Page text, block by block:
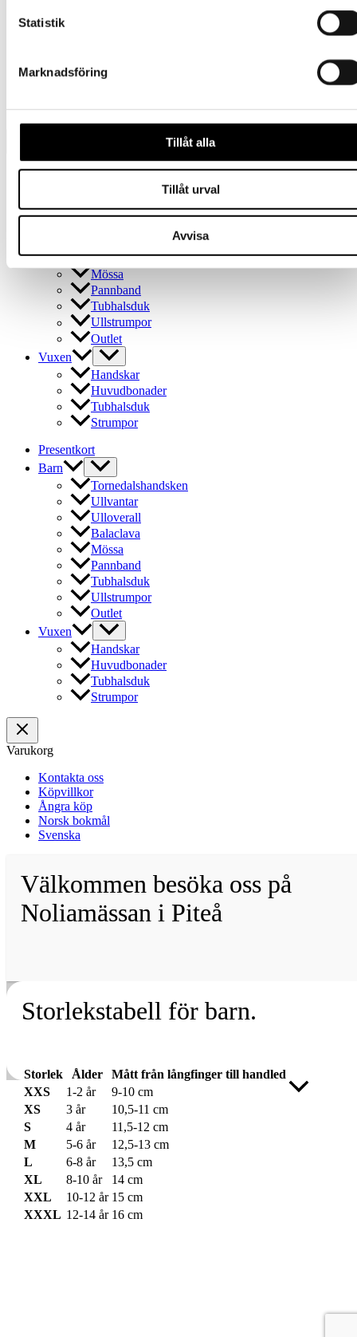
Statistik
Marknadsföring
Tillåt alla
Tillåt urval
Avvisa
Tornedalshandsken
Presentkort
Tornedalshandsken
Balaclava
Mössa
Pannband
Tubhalsduk
Ullstrumpor
Outlet
Vuxen
Handskar
Huvudbonader
Tubhalsduk
Strumpor
Presentkort
Barn
Tornedalshandsken
Ullvantar
Ulloverall
Balaclava
Mössa
Pannband
Tubhalsduk
Ullstrumpor
Outlet
Vuxen
Handskar
Huvudbonader
Tubhalsduk
Strumpor
Varukorg
Kontakta oss
Köpvillkor
Ångra köp
Norsk bokmål
Svenska
Välkommen besöka oss på
Noliamässan i Piteå
Storlekstabell för barn.
Storlek Ålder
Mått från långfinger till handled
XXS
1-2 år
9-10 cm
XS
3 år
10,5-11 cm
S
4 år
11,5-12 cm
M
5-6 år
12,5-13 cm
L
6-8 år
13,5 cm
XL
8-10 år
14 cm
XXL
10-12 år 15 cm
XXXL 12-14 år 16 cm